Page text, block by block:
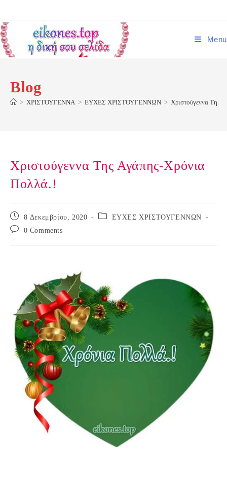
content
Menu
Blog
> ΧΡΙΣΤΟΥΓΕΝΝΑ > ΕΥΧΕΣ ΧΡΙΣΤΟΥΓΕΝΝΩΝ > Χριστούγεννα Της
Χριστούγεννα Της Αγάπης-Χρόνια
Πολλά.!
Post
published:
8 Δεκεμβρίου, 2020
Post
ΕΥΧΕΣ ΧΡΙΣΤΟΥΓΕΝΝΩΝ
Post
0 Comments